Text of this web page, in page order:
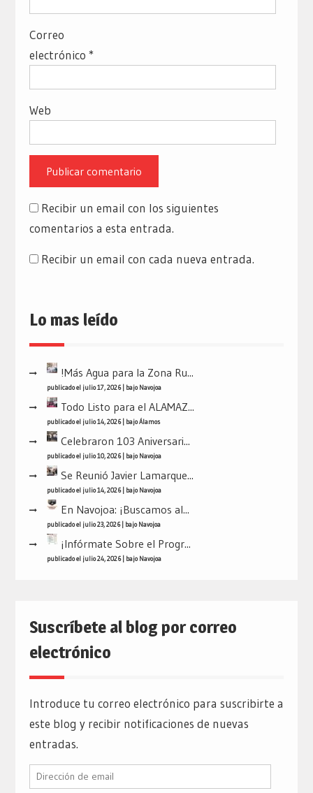
Correo
electrónico *
Web
Recibir un email con los siguientes
comentarios a esta entrada.
Recibir un email con cada nueva entrada.
Lo mas leído
!Más Agua para la Zona Ru...
publicado el julio 17, 2026| bajo Navojoa
Todo Listo para el ALAMAZ...
publicado el julio 14, 2026| bajoÁlamos
Celebraron 103 Aniversari...
publicado el julio 10, 2026| bajo Navojoa
Se Reunió Javier Lamarque...
publicado el julio 14, 2026| bajo Navojoa
En Navojoa: ¡Buscamos al...
publicado el julio 23, 2026| bajo Navojoa
¡Infórmate Sobre el Progr...
publicado el julio 24, 2026| bajo Navojoa
Suscríbete al blog por correo
electrónico
Introduce tu correo electrónico para suscribirte a
este blog y recibir notificaciones de nuevas
entradas.
Dirección